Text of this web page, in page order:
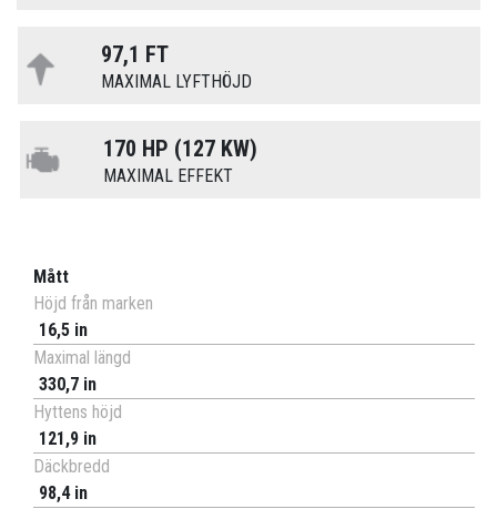
97,1 FT
MAXIMAL LYFTHÖJD
170 HP (127 KW)
MAXIMAL EFFEKT
Mått
Höjd från marken
16,5 in
Maximal längd
330,7 in
Hyttens höjd
121,9 in
Däckbredd
98,4 in